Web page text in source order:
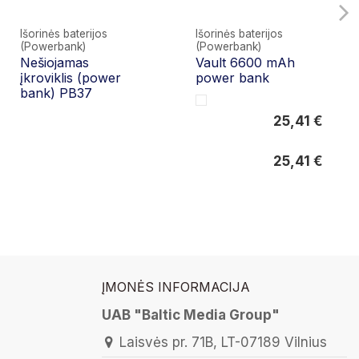
Išorinės baterijos
(Powerbank)
Nešiojamas
įkroviklis (power
bank) PB37
Išorinės baterijos
(Powerbank)
Vault 6600 mAh
power bank
25,41 €
25,41 €
ĮMONĖS INFORMACIJA
UAB "Baltic Media Group"
Laisvės pr. 71B, LT-07189 Vilnius